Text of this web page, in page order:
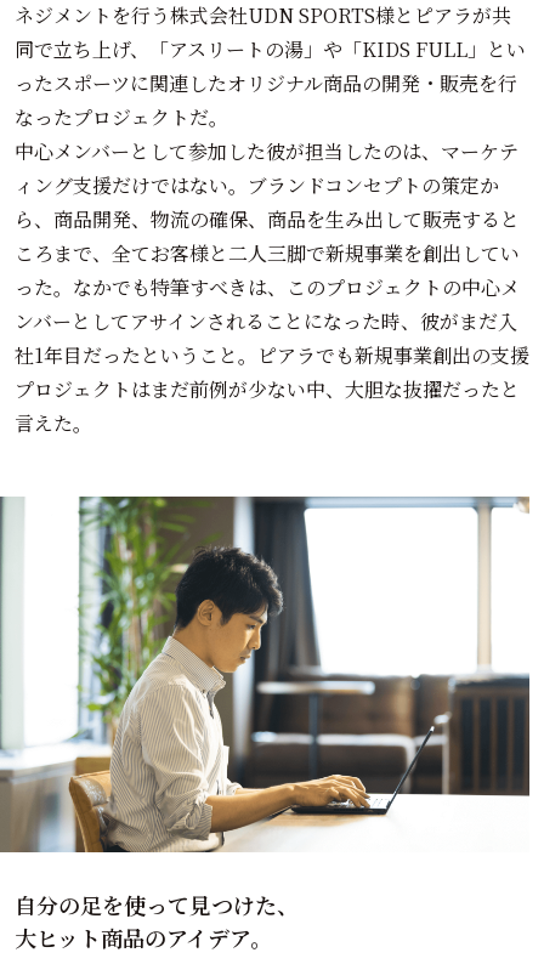
ネジメントを行う株式会社UDN SPORTS様とピアラが共
同で立ち上げ、「アスリートの湯」や「KIDS FULL」とい
ったスポーツに関連したオリジナル商品の開発・販売を行
なったプロジェクトだ。
中心メンバーとして参加した彼が担当したのは、マーケテ
ィング支援だけではない。ブランドコンセプトの策定か
ら、商品開発、物流の確保、商品を生み出して販売すると
ころまで、全てお客様と二人三脚で新規事業を創出してい
った。なかでも特筆すべきは、このプロジェクトの中心メ
ンバーとしてアサインされることになった時、彼がまだ入
社1年目だったということ。ピアラでも新規事業創出の支援
プロジェクトはまだ前例が少ない中、大胆な抜擢だったと
言えた。
自分の足を使って見つけた、
大ヒット商品のアイデア。